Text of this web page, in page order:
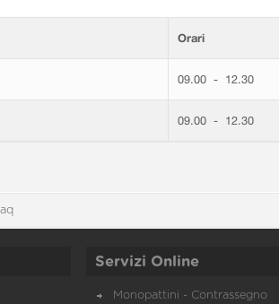
Orari
09.00 - 12.30
09.00 - 12.30
Servizi Online
Monopattini - Contrassegno